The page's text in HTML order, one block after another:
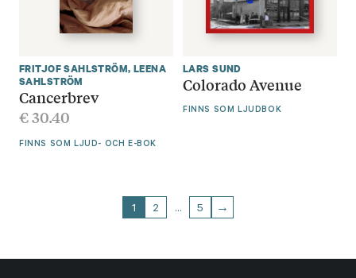
FRITJOF SAHLSTRÖM LEENA
SAHLSTRÖM
Cancerbrev
€ 30.40
FINNS SOM LJUD- OCH E-BOK
LARS SUND
Colorado Avenue
FINNS SOM LJUDBOK
1 2 5 →